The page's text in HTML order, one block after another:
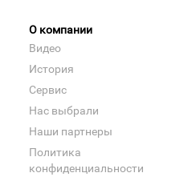
О компании
Видео
История
Сервис
Нас выбрали
Наши партнеры
Политика
конфиденциальности